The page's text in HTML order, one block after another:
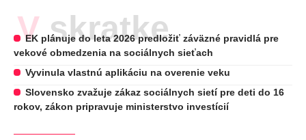
V skratke
EK plánuje do leta 2026 predložiť záväzné pravidlá pre
vekové obmedzenia na sociálnych sieťach
Vyvinula vlastnú aplikáciu na overenie veku
Slovensko zvažuje zákaz sociálnych sietí pre deti do 16
rokov, zákon pripravuje ministerstvo investícií